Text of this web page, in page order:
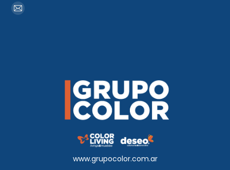
Encuéntranos en:
Mail
www.grupocolor.com.ar